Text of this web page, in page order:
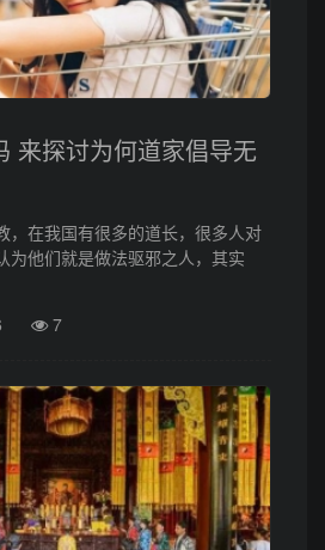
来探讨为何道家倡导无
，在我国有很多的道长，很多人对
为他们就是做法驱邪之人，其实
7